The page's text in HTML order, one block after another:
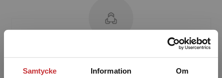
Samtycke Information Om
Carla Jonsson